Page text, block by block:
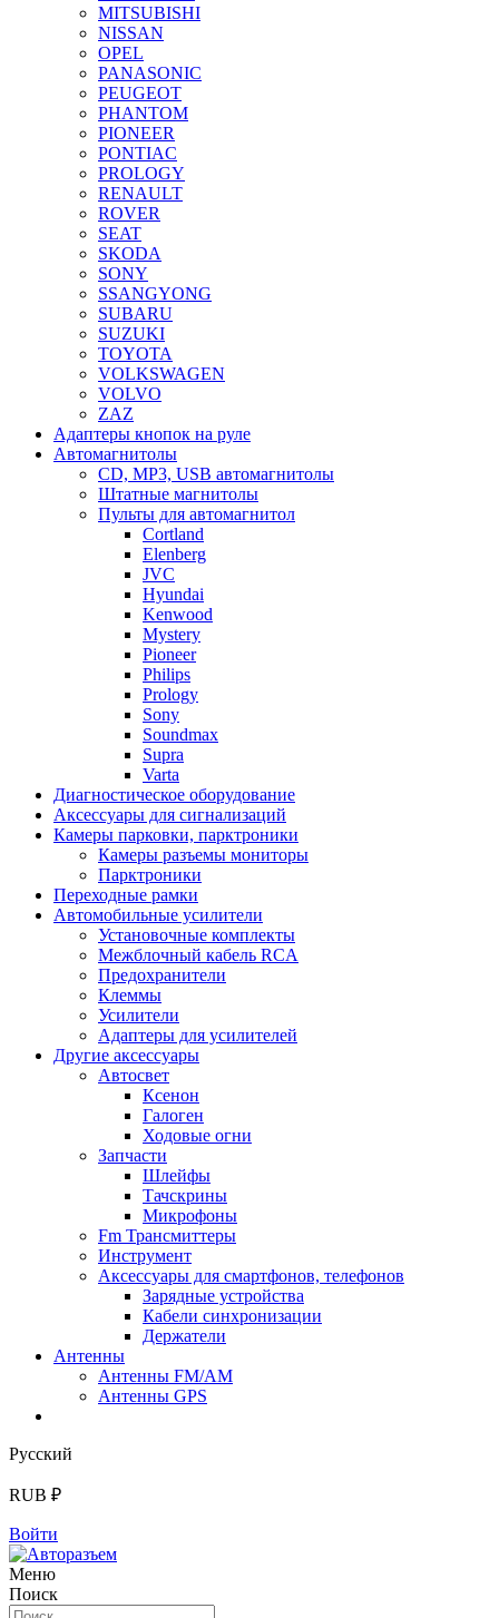
MITSUBISHI
NISSAN
OPEL
PANASONIC
PEUGEOT
PHANTOM
PIONEER
PONTIAC
PROLOGY
RENAULT
ROVER
SEAT
SKODA
SONY
SSANGYONG
SUBARU
SUZUKI
TOYOTA
VOLKSWAGEN
VOLVO
ZAZ
Адаптеры кнопок на руле
Автомагнитолы
CD, MP3, USB автомагнитолы
Штатные магнитолы
Пульты для автомагнитол
Cortland
Elenberg
JVC
Hyundai
Kenwood
Mystery
Pioneer
Philips
Prology
Sony
Soundmax
Supra
Varta
Диагностическое оборудование
Аксессуары для сигнализаций
Камеры парковки, парктроники
Камеры разъемы мониторы
Парктроники
Переходные рамки
Автомобильные усилители
Установочные комплекты
Межблочный кабель RCA
Предохранители
Клеммы
Усилители
Адаптеры для усилителей
Другие аксессуары
Автосвет
Ксенон
Галоген
Ходовые огни
Запчасти
Шлейфы
Тачскрины
Микрофоны
Fm Трансмиттеры
Инструмент
Аксессуары для смартфонов, телефонов
Зарядные устройства
Кабели синхронизации
Держатели
Антенны
Антенны FM/AM
Антенны GPS
Русский
RUB ₽
Войти
Меню
Поиск